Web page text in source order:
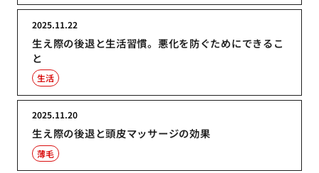
生え際の後退と生活習慣。悪化を防ぐためにできるこ
と
2025.11.22
生活
生え際の後退と頭皮マッサージの効果
2025.11.20
薄毛